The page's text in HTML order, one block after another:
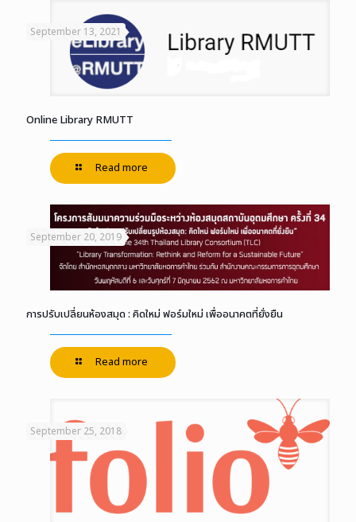
September 13, 2021
Online Library RMUTT
Read more
September 20, 2019
การปรับเปลี่ยนห้องสมุด : คิดใหม่ ฟอร์มใหม่ เพื่ออนาคตที่ยั่งยืน
Read more
September 25, 2018